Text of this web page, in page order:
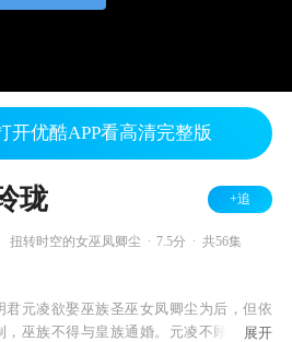
开优酷APP看高清完整版
珑 +追
扭转时空的女巫凤卿尘 7.5分 共56集
君元凌欲娶巫族圣巫女凤卿尘为后，但依
，巫族不得与皇族通婚。元凌不顾天下人
展开